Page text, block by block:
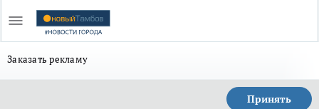
Заказать рекламу
Принять